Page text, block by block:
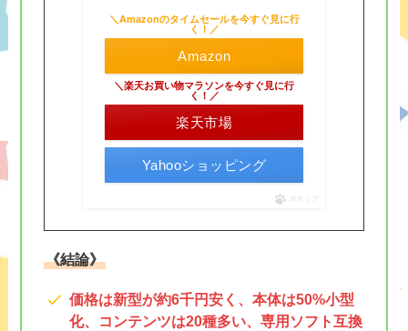
＼Amazonのタイムセールを今すぐ見に行
く！／
Amazon
＼楽天お買い物マラソンを今すぐ見に行
く！／
楽天市場
Yahooショッピング
ポチップ
《結論》
価格は新型が約6千円安く、本体は50%小型
化、コンテンツは20種多い、専用ソフト互換